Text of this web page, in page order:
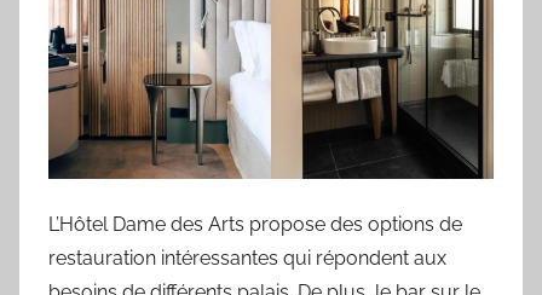
L’Hôtel Dame des Arts propose des options de
restauration intéressantes qui répondent aux